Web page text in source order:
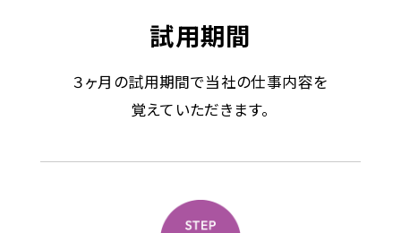
試用期間
３ヶ月の試用期間で当社の仕事内容を
覚えていただきます。